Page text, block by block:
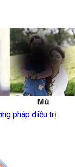
pháp điều trị